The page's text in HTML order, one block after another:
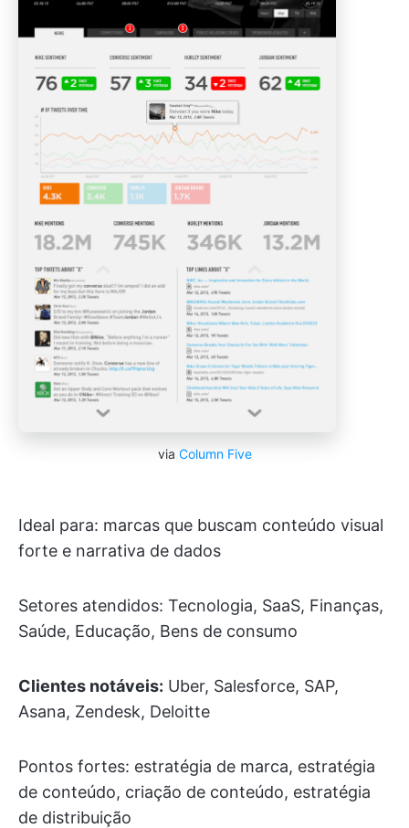
via Column Five
Ideal para: marcas que buscam conteúdo visual
forte e narrativa de dados
Setores atendidos: Tecnologia, SaaS, Finanças,
Saúde, Educação, Bens de consumo
Clientes notáveis: Uber, Salesforce, SAP,
Asana, Zendesk, Deloitte
Pontos fortes: estratégia de marca, estratégia
de conteúdo, criação de conteúdo, estratégia
de distribuição